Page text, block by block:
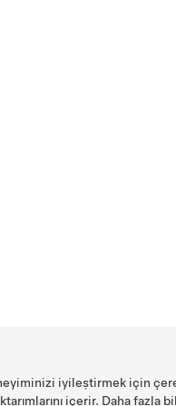
iyileştirmek için
içerir. Daha fazla